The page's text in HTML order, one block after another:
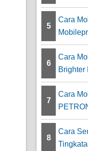
5
Cara
6
Cara
Brighter
7
Cara
8
Cara